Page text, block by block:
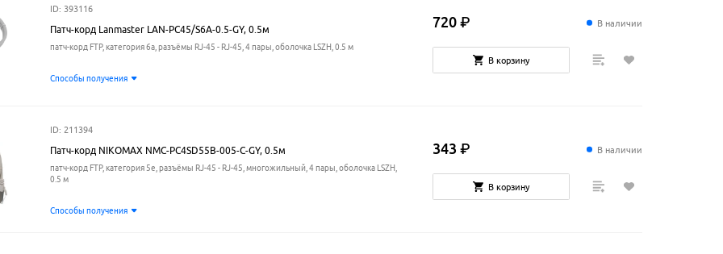
ID: 393116
Патч-корд Lanmaster LAN-PC45/S6A-0.5-GY, 0.5м
патч-корд FTP, категория 6a, разъёмы RJ-45 - RJ-45, 4 пары, оболочка LSZH, 0.5 м
Способы получения
В наличии
720 ₽
В корзину
ID: 211394
Патч-корд NIKOMAX NMC-PC4SD55B-005-C-GY, 0.5м
патч-корд FTP, категория 5e, разъёмы RJ-45 - RJ-45, многожильный, 4 пары, оболочка LSZH,
0.5 м
Способы получения
В наличии
343 ₽
В корзину